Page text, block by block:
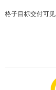
格子目标交付可见